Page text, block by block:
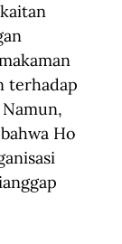
terhadap
Ho